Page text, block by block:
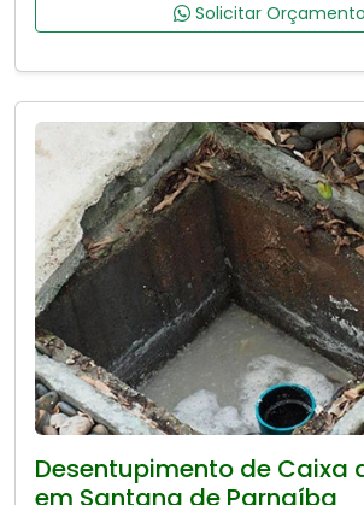
Solicitar Orçamento
Desentupimento de Caixa